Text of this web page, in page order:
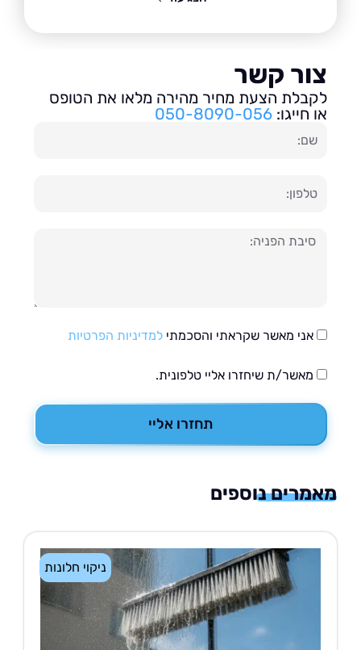
קשר
הצעת מחיר מהירה מלאו את הטופס
חייגו:050-8090-056
אני מאשר שקראתי והסכמתילמדיניות הפרטיות
מאשר/ת שיחזרו אליי טלפונית.
תחזרו אליי
נוספים
ניקוי חלונות